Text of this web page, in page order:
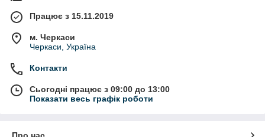
Працює з 15.11.2019
м. Черкаси
Черкаси, Україна
Контакти
Сьогодні працює з 09:00 до 13:00
Показати весь графік роботи